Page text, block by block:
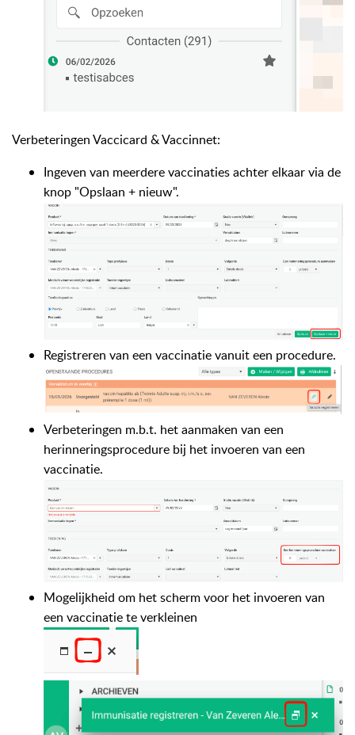
Verbeteringen Vaccicard & Vaccinnet:
Ingeven van meerdere vaccinaties achter elkaar via de
knop "Opslaan + nieuw".
Registreren van een vaccinatie vanuit een procedure.
Verbeteringen m.b.t. het aanmaken van een
herinneringsprocedure bij het invoeren van een
vaccinatie.
Mogelijkheid om het scherm voor het invoeren van
een vaccinatie te verkleinen